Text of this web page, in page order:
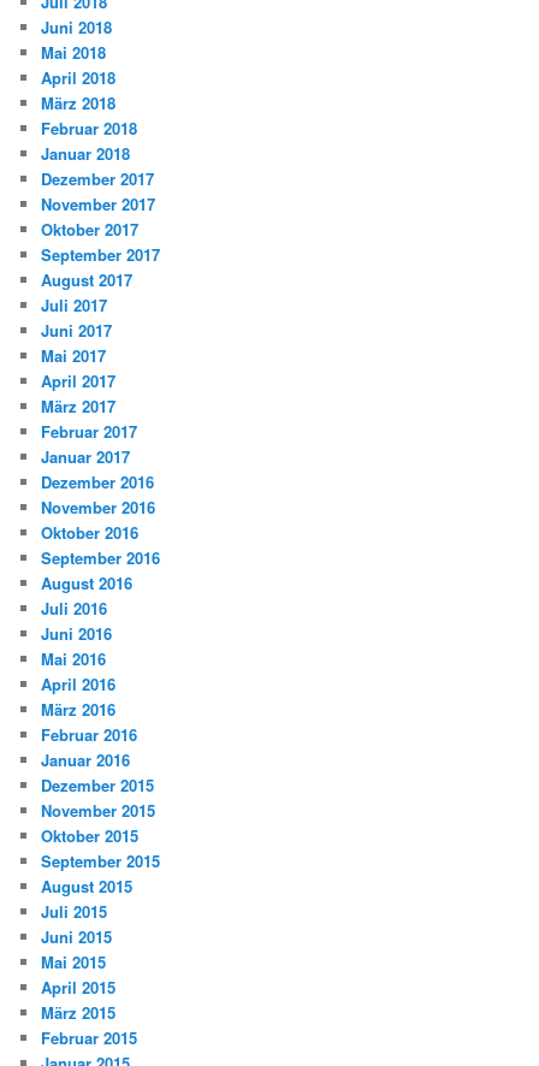
Juni 2018
Mai 2018
April 2018
März 2018
Februar 2018
Januar 2018
Dezember 2017
November 2017
Oktober 2017
September 2017
August 2017
Juli 2017
Juni 2017
Mai 2017
April 2017
März 2017
Februar 2017
Januar 2017
Dezember 2016
November 2016
Oktober 2016
September 2016
August 2016
Juli 2016
Juni 2016
Mai 2016
April 2016
März 2016
Februar 2016
Januar 2016
Dezember 2015
November 2015
Oktober 2015
September 2015
August 2015
Juli 2015
Juni 2015
Mai 2015
April 2015
März 2015
Februar 2015